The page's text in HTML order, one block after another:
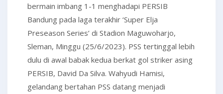
bermain imbang 1-1 menghadapi PERSIB
Bandung pada laga terakhir ‘Super Elja
Preseason Series’ di Stadion Maguwoharjo,
Sleman, Minggu (25/6/2023). PSS tertinggal lebih
dulu di awal babak kedua berkat gol striker asing
PERSIB, David Da Silva. Wahyudi Hamisi,
gelandang bertahan PSS datang menjadi